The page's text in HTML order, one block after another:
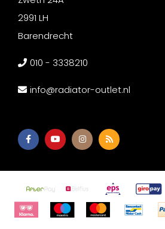
2991 LH
Barendrecht
010 - 3338210
info@radiator-outlet.nl